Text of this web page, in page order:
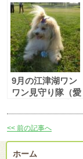
9月の江津湖ワン
ワン見守り隊（愛
<< 前の記事へ
ホーム